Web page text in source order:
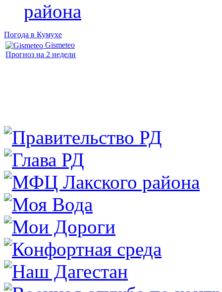
района
Погода в Кумухе
Gismeteo
Прогноз на 2 недели